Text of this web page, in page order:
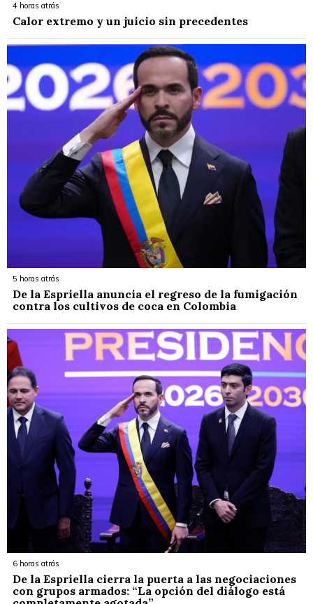
4 horas atrás
Calor extremo y un juicio sin precedentes
5 horas atrás
De la Espriella anuncia el regreso de la fumigación
contra los cultivos de coca en Colombia
6 horas atrás
De la Espriella cierra la puerta a las negociaciones
con grupos armados: “La opción del diálogo está